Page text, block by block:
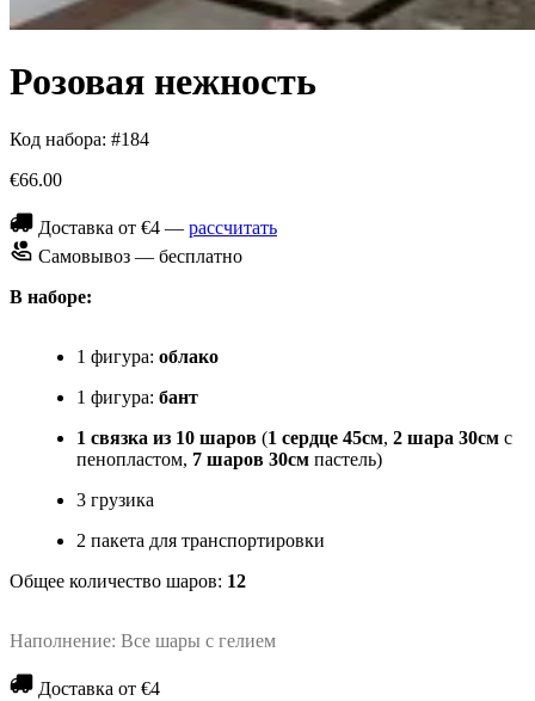
Розовая нежность
Код набора: #184
€66.00
Доставка от €4 — рассчитать
Самовывоз — бесплатно
В наборе:
1 фигура: облако
1 фигура: бант
1 связка из 10 шаров (1 сердце 45см, 2 шара 30см с
пенопластом, 7 шаров 30см пастель)
3 грузика
2 пакета для транспортировки
Общее количество шаров: 12
Наполнение: Все шары с гелием
Доставка от €4